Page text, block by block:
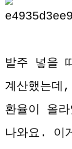
발주 넣을
계산했는
환율이 올
나와요. 이